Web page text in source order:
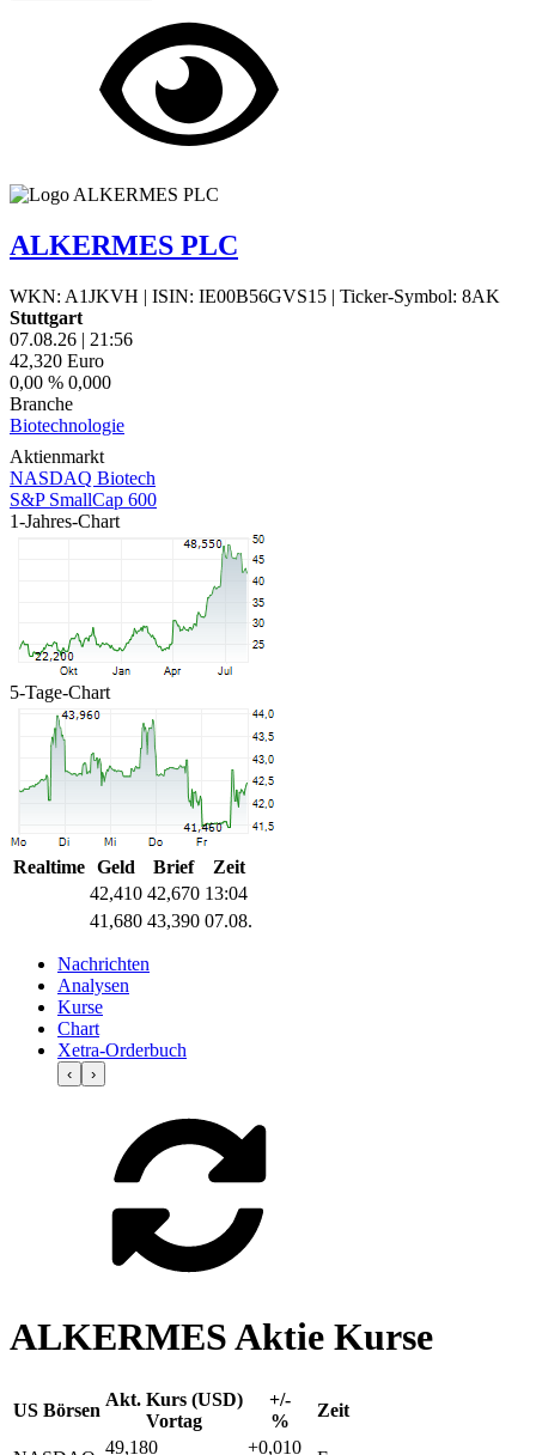
ALKERMES PLC
WKN: A1JKVH | ISIN: IE00B56GVS15 | Ticker-Symbol: 8AK
Stuttgart
07.08.26 | 21:56
42,320 Euro
0,00 % 0,000
Branche
Biotechnologie
Aktienmarkt
NASDAQ Biotech
S&P SmallCap 600
1-Jahres-Chart
5-Tage-Chart
Realtime Geld Brief
Zeit
42,410 42,670 13:04
41,680 43,390 07.08.
Nachrichten
Analysen
Kurse
Chart
Xetra-Orderbuch
‹ ›
ALKERMES Aktie Kurse
US Börsen
Akt. Kurs (USD)
Vortag
+/-
%
Zeit
49,180 +0,010